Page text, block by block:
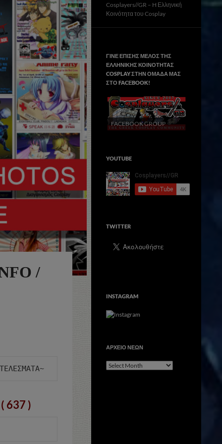
/
~ΕΠΙΛΕΞΤΕ ΠΟΛΗ, ΕΤΟΣ, ΤΥΠΟ, ΚΑΤΗΓΟΡΙΑ Η ΔΙΟΡΓΑΝΩΤΗ ΑΝΑ ΕΝΟΤΗΤΑ, ΓΙΑ ΣΥΓΚΕΚΡΙΜΕΝΑ ΑΠΟΤΕΛΕΣΜΑΤΑ~
637 )
Cosplayers//GR – H Ελληνική
Κοινότητα του Cosplay
ΓΙΝΕ ΕΠΙΣΗΣ ΜΕΛΟΣ ΤΗΣ
ΕΛΛΗΝΙΚΗΣ ΚΟΙΝΟΤΗΤΑΣ
COSPLAY ΣΤΗΝ ΟΜΑΔΑ ΜΑΣ
ΣΤΟ FACΕBOOK!
FACEBOOK GROUP
YOUTUBE
TWITTER
INSTAGRAM
ΑΡΧΕΙΟ ΝΕΩΝ
ΑΡΧΕΙΟ